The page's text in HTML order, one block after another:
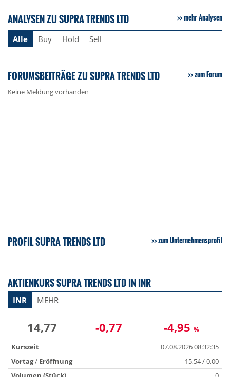
ANALYSEN ZU SUPRA TRENDS LTD mehr Analysen
Alle Buy Hold Sell
FORUMSBEITRÄGE ZU SUPRA TRENDS LTD zum Forum
Keine Meldung vorhanden
PROFIL SUPRA TRENDS LTD zum Unternehmensprofil
AKTIENKURS SUPRA TRENDS LTD IN INR
INR MEHR
14,77 -0,77 -4,95 %
Kurszeit
07.08.2026 08:32:35
Vortag/ Eröffnung
15,54 / 0,00